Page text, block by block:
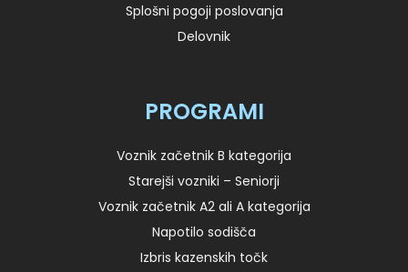
Splošni pogoji poslovanja
Delovnik
PROGRAMI
Voznik začetnik B kategorija
Starejši vozniki – Seniorji
Voznik začetnik A2 ali A kategorija
Napotilo sodišča
Izbris kazenskih točk